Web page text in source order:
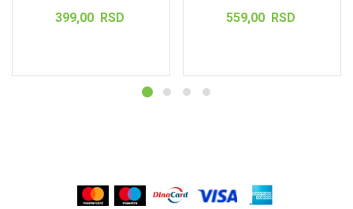
399,00 RSD 559,00 RSD